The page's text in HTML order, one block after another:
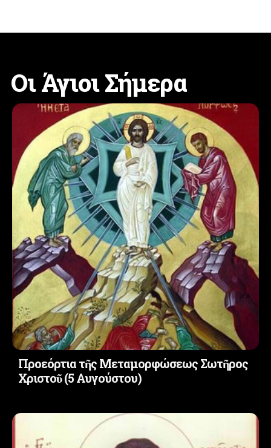
Οι Άγιοι Σήμερα
Προεόρτια τῆς Μεταμορφώσεως Σωτῆρος
Χριστοῦ (5 Αυγούστου)